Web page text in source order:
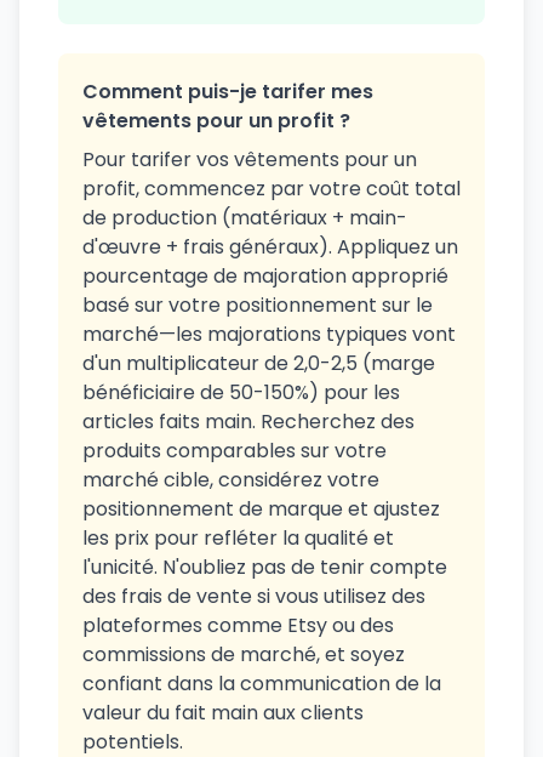
Comment puis-je tarifer mes
vêtements pour un profit ?
Pour tarifer vos vêtements pour un
profit, commencez par votre coût total
de production (matériaux + main-
d'œuvre + frais généraux). Appliquez un
pourcentage de majoration approprié
basé sur votre positionnement sur le
marché—les majorations typiques vont
d'un multiplicateur de 2,0-2,5 (marge
bénéficiaire de 50-150%) pour les
articles faits main. Recherchez des
produits comparables sur votre
marché cible, considérez votre
positionnement de marque et ajustez
les prix pour refléter la qualité et
l'unicité. N'oubliez pas de tenir compte
des frais de vente si vous utilisez des
plateformes comme Etsy ou des
commissions de marché, et soyez
confiant dans la communication de la
valeur du fait main aux clients
potentiels.